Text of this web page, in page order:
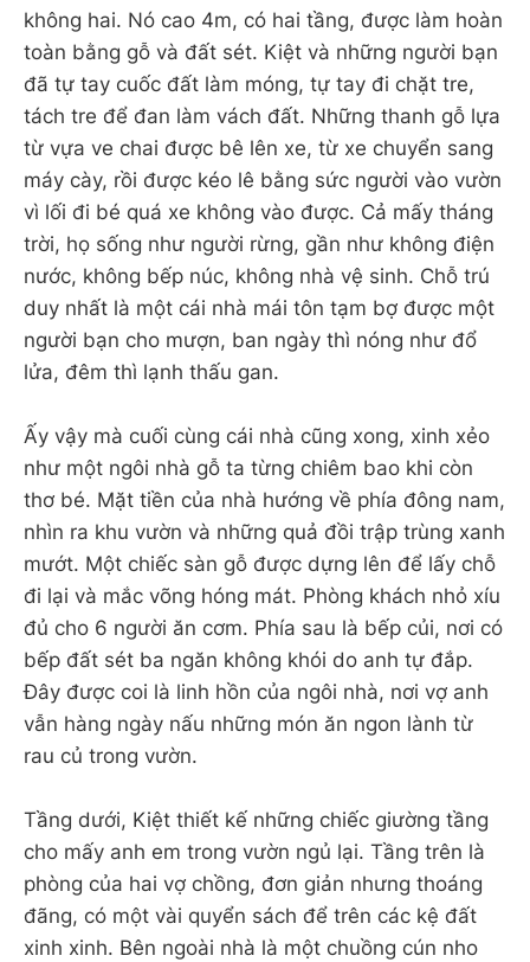
không hai. Nó cao 4m, có hai tầng, được làm hoàn
toàn bằng gỗ và đất sét. Kiệt và những người bạn
đã tự tay cuốc đất làm móng, tự tay đi chặt tre,
tách tre để đan làm vách đất. Những thanh gỗ lựa
từ vựa ve chai được bê lên xe, từ xe chuyển sang
máy cày, rồi được kéo lê bằng sức người vào vườn
vì lối đi bé quá xe không vào được. Cả mấy tháng
trời, họ sống như người rừng, gần như không điện
nước, không bếp núc, không nhà vệ sinh. Chỗ trú
duy nhất là một cái nhà mái tôn tạm bợ được một
người bạn cho mượn, ban ngày thì nóng như đổ
lửa, đêm thì lạnh thấu gan.
Ấy vậy mà cuối cùng cái nhà cũng xong, xinh xẻo
như một ngôi nhà gỗ ta từng chiêm bao khi còn
thơ bé. Mặt tiền của nhà hướng về phía đông nam,
nhìn ra khu vườn và những quả đồi trập trùng xanh
mướt. Một chiếc sàn gỗ được dựng lên để lấy chỗ
đi lại và mắc võng hóng mát. Phòng khách nhỏ xíu
đủ cho 6 người ăn cơm. Phía sau là bếp củi, nơi có
bếp đất sét ba ngăn không khói do anh tự đắp.
Đây được coi là linh hồn của ngôi nhà, nơi vợ anh
vẫn hàng ngày nấu những món ăn ngon lành từ
rau củ trong vườn.
Tầng dưới, Kiệt thiết kế những chiếc giường tầng
cho mấy anh em trong vườn ngủ lại. Tầng trên là
phòng của hai vợ chồng, đơn giản nhưng thoáng
đãng, có một vài quyển sách để trên các kệ đất
xinh xinh. Bên ngoài nhà là một chuồng cún nho